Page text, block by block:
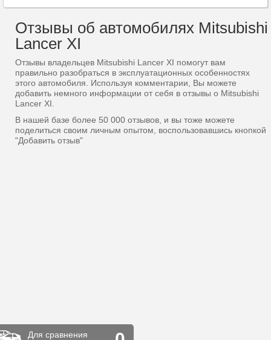
Для сравнения
Отзывы об автомобилях Mitsubishi
Lancer XI
Отзывы владельцев Mitsubishi Lancer XI помогут вам
правильно разобраться в эксплуатационных особенностях
этого автомобиля. Используя комментарии, Вы можете
добавить немного информации от себя в отзывы о Mitsubishi
Lancer XI.
В нашей базе более 50 000 отзывов, и вы тоже можете
поделиться своим личным опытом, воспользовавшись кнопкой
"Добавить отзыв"